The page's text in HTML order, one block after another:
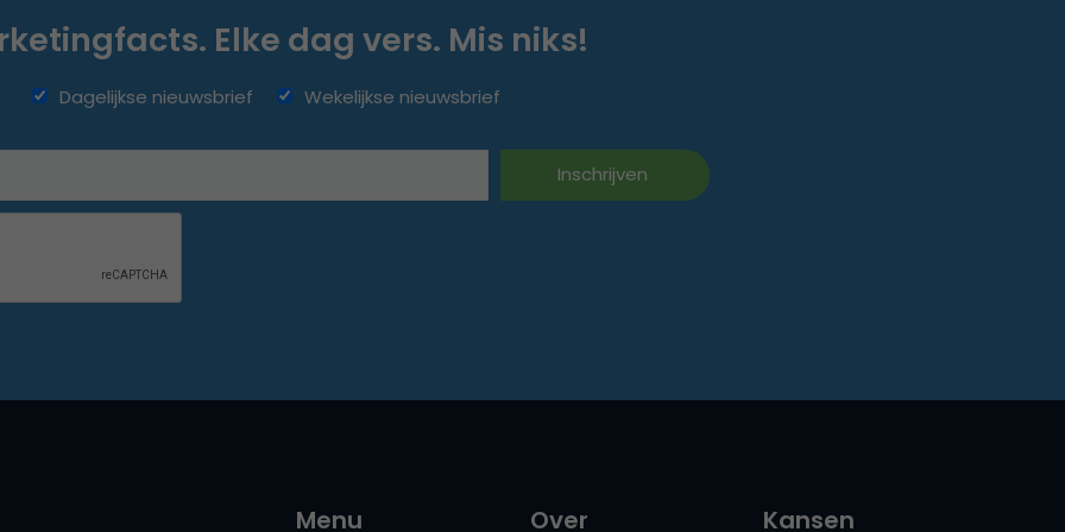
Elke dag vers. Mis niks!
Dagelijkse nieuwsbrief Wekelijkse nieuwsbrief
Menu Over Kansen